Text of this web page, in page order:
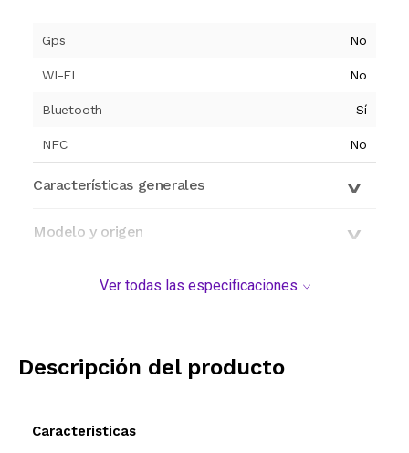
Gps No
WI-FI No
Bluetooth Sí
NFC No
Características generales
Modelo y origen
Ver todas las especificaciones
Descripción del producto
Caracteristicas